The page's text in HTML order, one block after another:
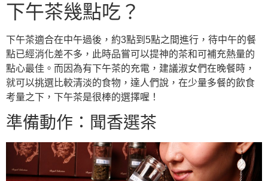
下午茶幾點吃？
下午茶適合在中午過後，約3點到5點之間進行，待中午的餐
點已經消化差不多，此時品嘗可以提神的茶和可補充熱量的
點心最佳。而因為有下午茶的充電，建議淑女們在晚餐時，
就可以挑選比較清淡的食物，達人們說，在少量多餐的飲食
考量之下，下午茶是很棒的選擇喔！
準備動作：聞香選茶